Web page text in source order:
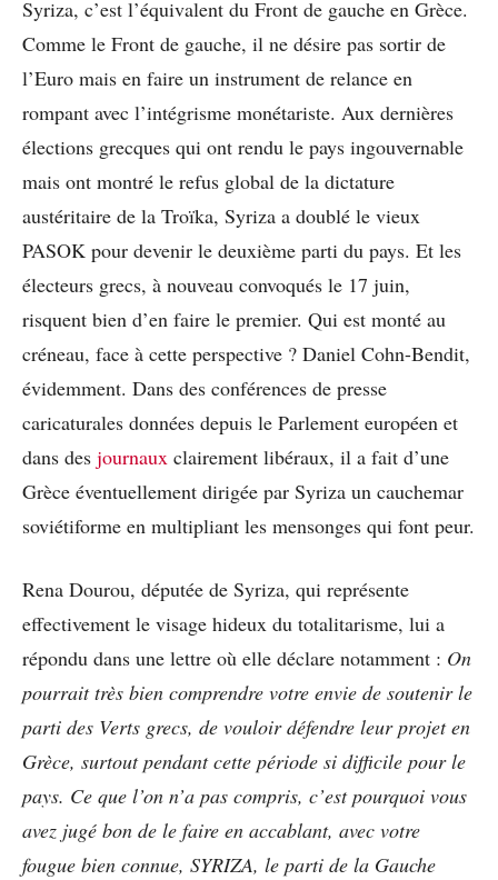
Syriza, c’est l’équivalent du Front de gauche en Grèce.
Comme le Front de gauche, il ne désire pas sortir de
l’Euro mais en faire un instrument de relance en
rompant avec l’intégrisme monétariste. Aux dernières
élections grecques qui ont rendu le pays ingouvernable
mais ont montré le refus global de la dictature
austéritaire de la Troïka, Syriza a doublé le vieux
PASOK pour devenir le deuxième parti du pays. Et les
électeurs grecs, à nouveau convoqués le 17 juin,
risquent bien d’en faire le premier. Qui est monté au
créneau, face à cette perspective ? Daniel Cohn-Bendit,
évidemment. Dans des conférences de presse
caricaturales données depuis le Parlement européen et
dans des journaux clairement libéraux, il a fait d’une
Grèce éventuellement dirigée par Syriza un cauchemar
soviétiforme en multipliant les mensonges qui font peur.
Rena Dourou, députée de Syriza, qui représente
effectivement le visage hideux du totalitarisme, lui a
répondu dans une lettre où elle déclare notamment : On
pourrait très bien comprendre votre envie de soutenir le
parti des Verts grecs, de vouloir défendre leur projet en
Grèce, surtout pendant cette période si difficile pour le
pays. Ce que l’on n’a pas compris, c’est pourquoi vous
avez jugé bon de le faire en accablant, avec votre
fougue bien connue, SYRIZA, le parti de la Gauche